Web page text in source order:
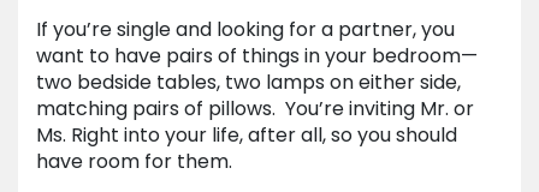
If you’re single and looking for a partner, you
want to have pairs of things in your bedroom—
two bedside tables, two lamps on either side,
matching pairs of pillows. You’re inviting Mr. or
Ms. Right into your life, after all, so you should
have room for them.